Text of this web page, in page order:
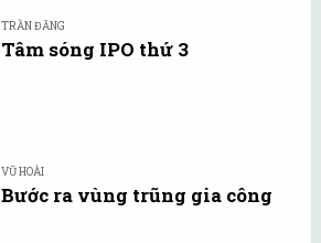
TRẦN ĐĂNG
Tâm sóng IPO thứ 3
VŨ HOÀI
Bước ra vùng trũng gia công